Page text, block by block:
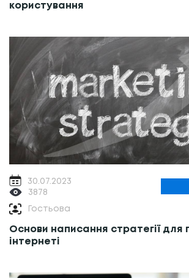
користування
30.07.2023
3878
Гостьова
Основи написання стратегії для
інтернеті